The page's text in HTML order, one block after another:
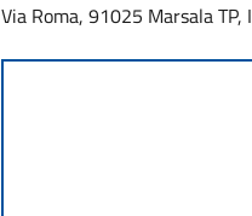
Via Roma, 91025 Marsala TP,